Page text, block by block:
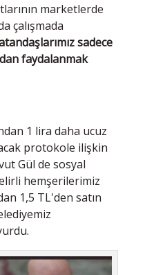
marketlerde
çalışmada
sadece
faydalanmak
1 lira daha ucuz
protokole ilişkin
Gül de sosyal
hemşerilerimiz
1,5 TL'den satın